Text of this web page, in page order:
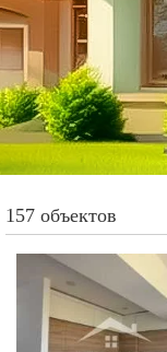
157 объектов